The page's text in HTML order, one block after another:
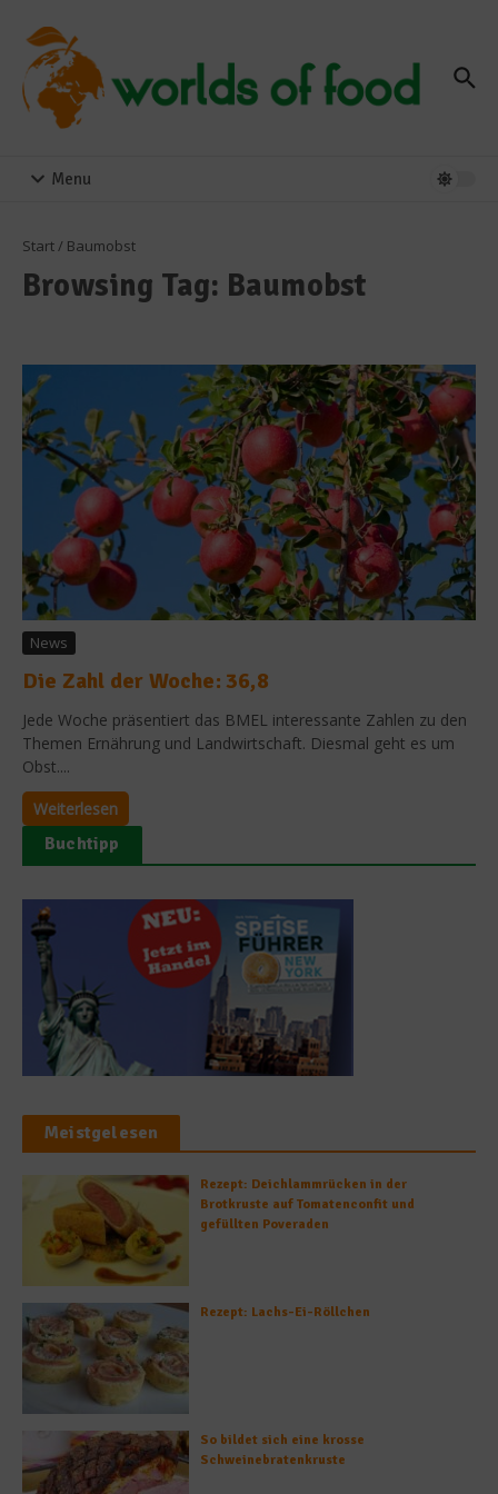
Menu
Start/ Baumobst
Browsing Tag: Baumobst
News
Die Zahl der Woche: 36,8
Jede Woche präsentiert das BMEL interessante Zahlen zu den
Themen Ernährung und Landwirtschaft. Diesmal geht es um
Obst....
Weiterlesen
Buchtipp
Meistgelesen
Rezept: Deichlammrücken in der
Brotkruste auf Tomatenconfit und
gefüllten Poveraden
Rezept: Lachs-Ei-Röllchen
So bildet sich eine krosse
Schweinebratenkruste